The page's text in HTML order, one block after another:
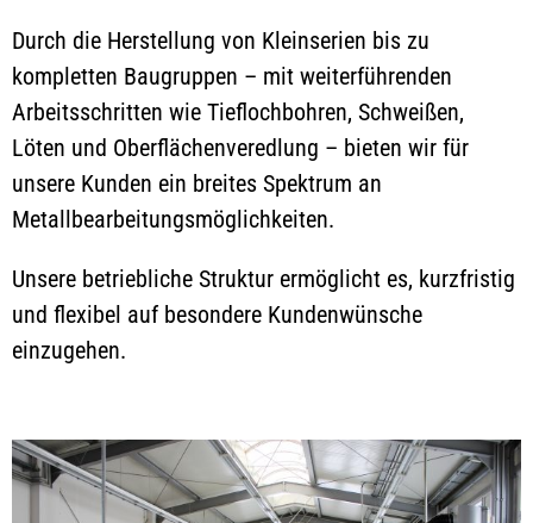
Durch die Herstellung von Kleinserien bis zu
kompletten Baugruppen – mit weiterführenden
Arbeitsschritten wie Tieflochbohren, Schweißen,
Löten und Oberflächenveredlung – bieten wir für
unsere Kunden ein breites Spektrum an
Metallbearbeitungsmöglichkeiten.
Unsere betriebliche Struktur ermöglicht es, kurzfristig
und flexibel auf besondere Kundenwünsche
einzugehen.